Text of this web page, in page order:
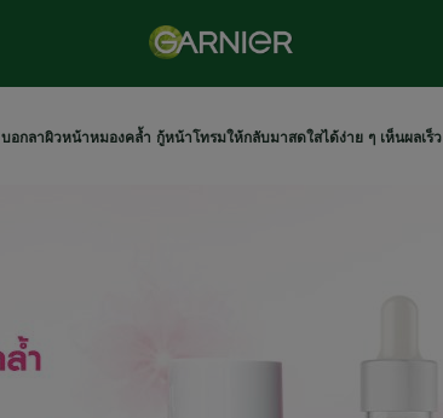
บอกลาผิวหน้าหมองคล้ำ กู้หน้าโทรมให้กลับมาสดใสได้ง่าย ๆ เห็นผลเร็ว